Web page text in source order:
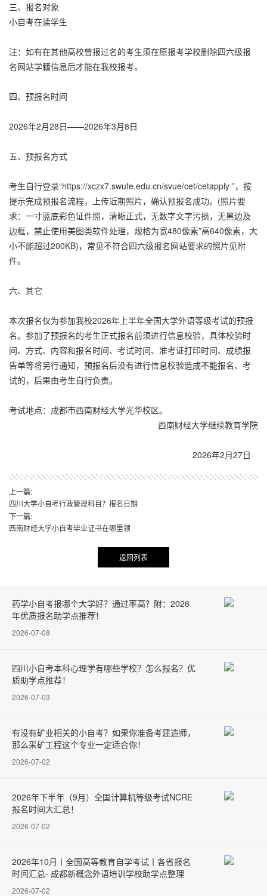
三、报名对象
小自考在读学生
注：如有在其他高校曾报过名的考生须在原报考学校删除四六级报
名网站学籍信息后才能在我校报考。
四、预报名时间
2026年2月28日——2026年3月8日
五、预报名方式
考生自行登录“https://xczx7.swufe.edu.cn/svue/cet/cetapply ”，按
提示完成预报名流程，上传近期照片，确认预报名成功。(照片要
求：一寸蓝底彩色证件照，清晰正式，无数字文字污损，无黑边及
边框，禁止使用美图类软件处理，规格为宽480像素*高640像素，大
小不能超过200KB)，常见不符合四六级报名网站要求的照片见附
件。
六、其它
本次报名仅为参加我校2026年上半年全国大学外语等级考试的预报
名。参加了预报名的考生正式报名前须进行信息校验，具体校验时
间、方式、内容和报名时间、考试时间、准考证打印时间、成绩报
告单等将另行通知，预报名后没有进行信息校验造成不能报名、考
试的，后果由考生自行负责。
考试地点：成都市西南财经大学光华校区。
西南财经大学继续教育学院
2026年2月27日
上一篇:
四川大学小自考行政管理科目？报名日期
下一篇:
西南财经大学小自考毕业证书在哪里领
返回列表
药学小自考报哪个大学好？通过率高？附：2026
年优质报名助学点推荐！
2026-07-08
四川小自考本科心理学有哪些学校？怎么报名？优
质助学点推荐！
2026-07-03
有没有矿业相关的小自考？如果你准备考建造师，
那么采矿工程这个专业一定适合你！
2026-07-02
2026年下半年（9月）全国计算机等级考试NCRE
报名时间大汇总！
2026-07-02
2026年10月丨全国高等教育自学考试丨各省报名
时间汇总- 成都新概念外语培训学校助学点整理
2026-07-02